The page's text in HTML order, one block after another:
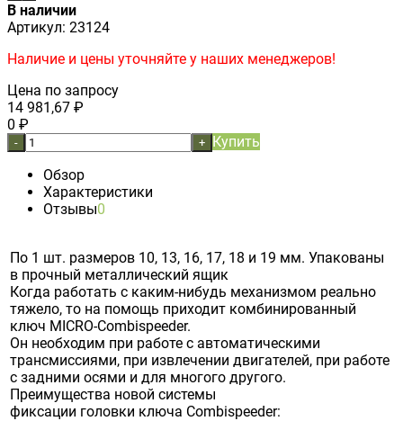
В наличии
Артикул: 23124
Наличие и цены уточняйте у наших менеджеров!
Цена по запросу
14 981,67 ₽
0 ₽
- + Купить
Обзор
Характеристики
Отзывы0
По 1 шт. размеров 10, 13, 16, 17, 18 и 19 мм. Упакованы
в прочный металлический ящик
Когда работать с каким-нибудь механизмом реально
тяжело, то на помощь приходит комбинированный
ключ MICRO-Combispeeder.
Он необходим при работе с автоматическими
трансмиссиями, при извлечении двигателей, при работе
с задними осями и для многого другого.
Преимущества новой системы
фиксации головки ключа Combispeeder: